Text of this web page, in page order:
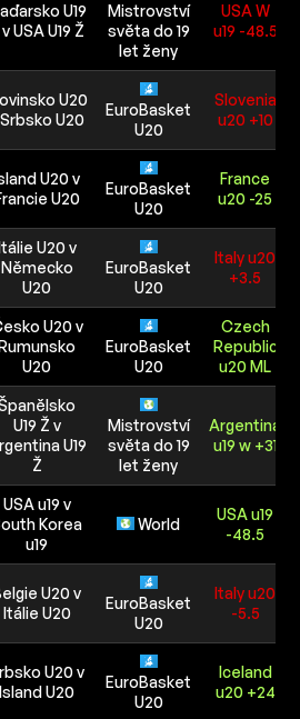
U19
USA U19 Ž
Mistrovství
světa do 19
let ženy
USA W
u19 -48.5
U20
U20
EuroBasket
U20
Slovenia
u20 +10
U20 v
U20
EuroBasket
U20
France
u20 -25
U20 v
Německo
U20
EuroBasket
U20
Italy u20
+3.5
U20 v
U20
EuroBasket
U20
Czech
Republic
u20 ML
U19 Ž v
U19
Ž
Mistrovství
světa do 19
let ženy
Argentina
u19 w +31
USA u19 v
Korea
u19
World
USA u19
-48.5
U20 v
Itálie U20
EuroBasket
U20
Italy u20
-5.5
U20 v
Island U20
EuroBasket
U20
Iceland
u20 +24